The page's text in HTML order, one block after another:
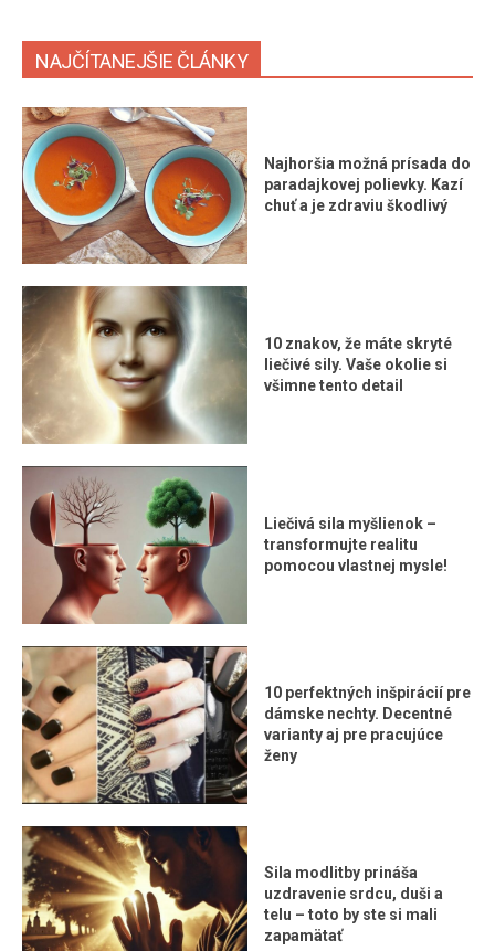
NAJČÍTANEJŠIE ČLÁNKY
Najhoršia možná prísada do
paradajkovej polievky. Kazí
chuť a je zdraviu škodlivý
10 znakov, že máte skryté
liečivé sily. Vaše okolie si
všimne tento detail
Liečivá sila myšlienok –
transformujte realitu
pomocou vlastnej mysle!
10 perfektných inšpirácií pre
dámske nechty. Decentné
varianty aj pre pracujúce
ženy
Sila modlitby prináša
uzdravenie srdcu, duši a
telu – toto by ste si mali
zapamätať